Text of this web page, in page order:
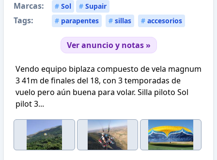
Marcas: # Sol # Supair
Tags: # parapentes # sillas # accesorios
Ver anuncio y notas »
Vendo equipo biplaza compuesto de vela magnum
3 41m de finales del 18, con 3 temporadas de
vuelo pero aún buena para volar. Silla piloto Sol
pilot 3...